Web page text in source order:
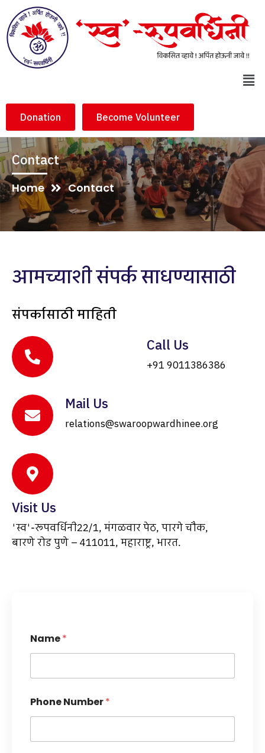
Donation Become Volunteer
Contact
Home Contact
आमच्याशी संपर्क साधण्यासाठी
संपर्कासाठी माहिती
Call Us
+91 9011386386
Mail Us
relations@swaroopwardhinee.org
Visit Us
'स्व'-रूपवर्धिनी22/1, मंगळवार पेठ, पारगे चौक,
बारणे रोड पुणे – 411011, महाराष्ट्र, भारत.
Name*
Phone Number*